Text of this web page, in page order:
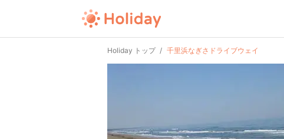
Holiday トップ 千里浜なぎさドライブウェイ